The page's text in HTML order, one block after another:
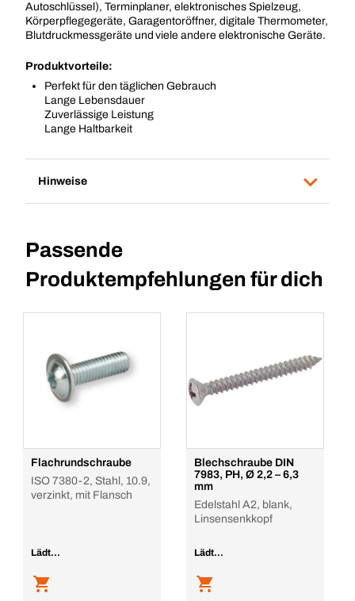
Autoschlüssel), Terminplaner, elektronisches Spielzeug,
Körperpflegegeräte, Garagentoröffner, digitale Thermometer,
Blutdruckmessgeräte und viele andere elektronische Geräte.
Produktvorteile:
Perfekt für den täglichen Gebrauch
Lange Lebensdauer
Zuverlässige Leistung
Lange Haltbarkeit
Hinweise
Passende
Produktempfehlungen für dich
Flachrundschraube
ISO 7380-2, Stahl, 10.9,
verzinkt, mit Flansch
Lädt...
Blechschraube DIN
7983, PH, Ø 2,2 – 6,3
mm
Edelstahl A2, blank,
Linsensenkkopf
Lädt...